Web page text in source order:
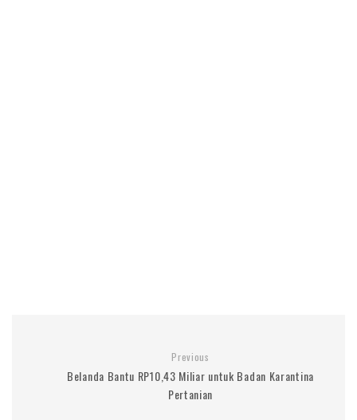
Previous
Belanda Bantu RP10,43 Miliar untuk Badan Karantina
Pertanian